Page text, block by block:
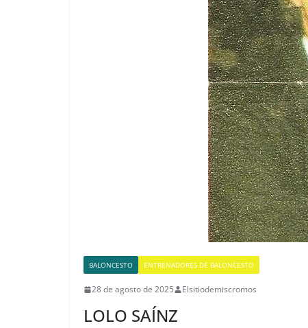
BALONCESTO ENTRENADORES DE BALONCESTO
28 de agosto de 2025 Elsitiodemiscromos
LOLO SAÍNZ